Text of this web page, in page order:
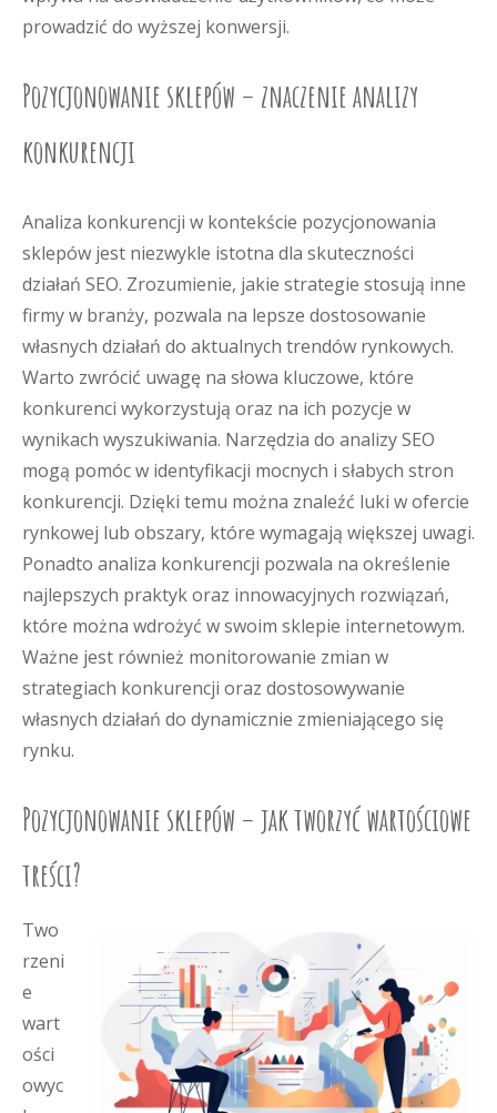
prowadzić do wyższej konwersji.
Pozycjonowanie sklepów – znaczenie analizy
konkurencji
Analiza konkurencji w kontekście pozycjonowania
sklepów jest niezwykle istotna dla skuteczności
działań SEO. Zrozumienie, jakie strategie stosują inne
firmy w branży, pozwala na lepsze dostosowanie
własnych działań do aktualnych trendów rynkowych.
Warto zwrócić uwagę na słowa kluczowe, które
konkurenci wykorzystują oraz na ich pozycje w
wynikach wyszukiwania. Narzędzia do analizy SEO
mogą pomóc w identyfikacji mocnych i słabych stron
konkurencji. Dzięki temu można znaleźć luki w ofercie
rynkowej lub obszary, które wymagają większej uwagi.
Ponadto analiza konkurencji pozwala na określenie
najlepszych praktyk oraz innowacyjnych rozwiązań,
które można wdrożyć w swoim sklepie internetowym.
Ważne jest również monitorowanie zmian w
strategiach konkurencji oraz dostosowywanie
własnych działań do dynamicznie zmieniającego się
rynku.
Pozycjonowanie sklepów – jak tworzyć wartościowe
treści?
Two
rzeni
e
wart
ości
owyc